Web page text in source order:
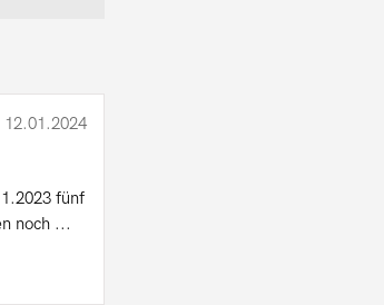
12.01.2024
fünf
noch ...